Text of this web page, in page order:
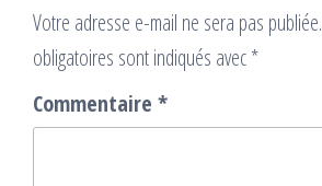
Votre adresse e-mail ne sera pas publiée.
obligatoires sont indiqués avec*
Commentaire *